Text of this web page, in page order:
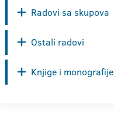
Radovi sa skupova
Ostali radovi
Knjige i monografije